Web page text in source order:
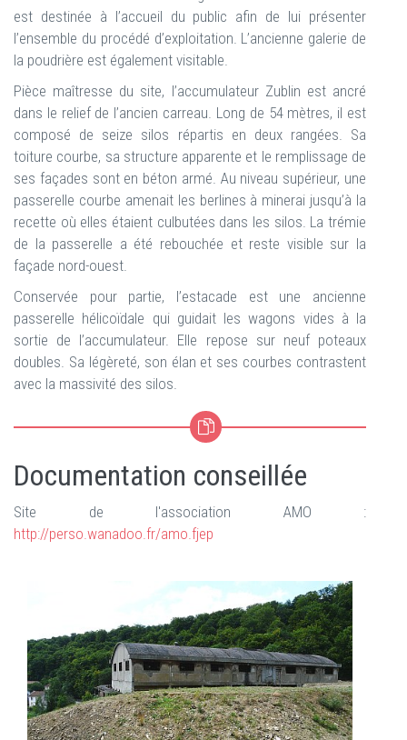
est destinée à l’accueil du public afin de lui présenter
l’ensemble du procédé d’exploitation. L’ancienne galerie de
la poudrière est également visitable.
Pièce maîtresse du site, l’accumulateur Zublin est ancré
dans le relief de l’ancien carreau. Long de 54 mètres, il est
composé de seize silos répartis en deux rangées. Sa
toiture courbe, sa structure apparente et le remplissage de
ses façades sont en béton armé. Au niveau supérieur, une
passerelle courbe amenait les berlines à minerai jusqu’à la
recette où elles étaient culbutées dans les silos. La trémie
de la passerelle a été rebouchée et reste visible sur la
façade nord-ouest.
Conservée pour partie, l’estacade est une ancienne
passerelle hélicoïdale qui guidait les wagons vides à la
sortie de l’accumulateur. Elle repose sur neuf poteaux
doubles. Sa légèreté, son élan et ses courbes contrastent
avec la massivité des silos.
Documentation conseillée
Site de l'association AMO :
http://perso.wanadoo.fr/amo.fjep